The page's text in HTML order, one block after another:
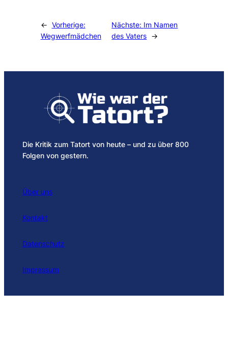
← Vorherige:
Wegwerfmädchen
Nächste: Im Namen
des Vaters →
Die Kritik zum Tatort von heute – und zu über 800
Folgen von gestern.
Über uns
Kontakt
Datenschutz
Impressum